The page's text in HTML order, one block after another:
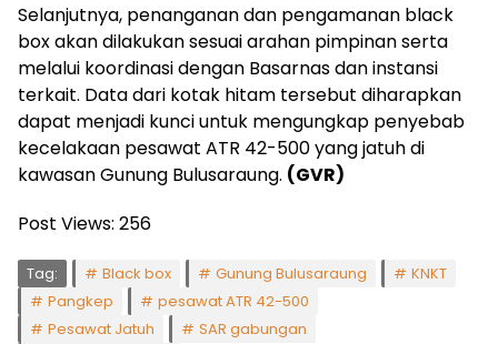
Selanjutnya, penanganan dan pengamanan black
box akan dilakukan sesuai arahan pimpinan serta
melalui koordinasi dengan Basarnas dan instansi
terkait. Data dari kotak hitam tersebut diharapkan
dapat menjadi kunci untuk mengungkap penyebab
kecelakaan pesawat ATR 42-500 yang jatuh di
kawasan Gunung Bulusaraung. (GVR)
Post Views: 256
Tag: Black box Gunung Bulusaraung
KNKT
Pangkep
pesawat ATR 42-500
Pesawat Jatuh
SAR gabungan